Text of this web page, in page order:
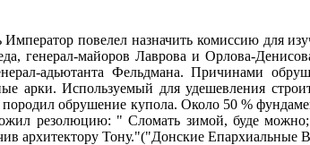
повелел назначить комиссию для
генерал-майоров Лаврова и Орлова-
адьютанта Фельдмана. Причинами
арки. Используемый для удешевления
обрушение купола. Около 50 %
резолюцию: " Сломать зимой, буде
архитектору Тону."("Донские Епархиальные